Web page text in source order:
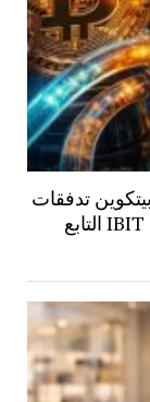
تدفقات
بقيمة 358 مليون دولار، حيث قاد صندوق IBIT التابع